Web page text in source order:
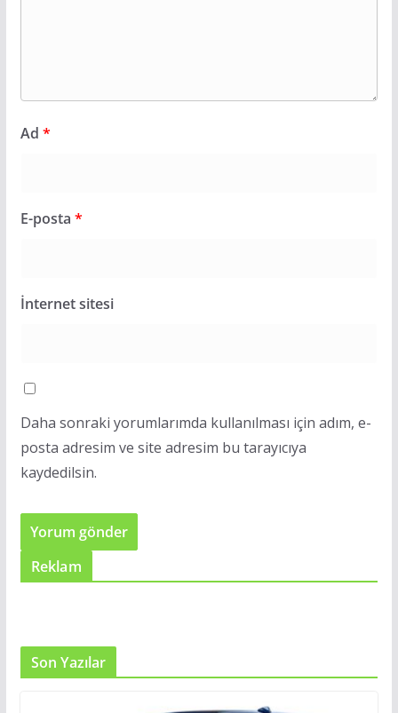
Ad *
E-posta *
İnternet sitesi
Daha sonraki yorumlarımda kullanılması için adım, e-
posta adresim ve site adresim bu tarayıcıya
kaydedilsin.
Reklam
Son Yazılar